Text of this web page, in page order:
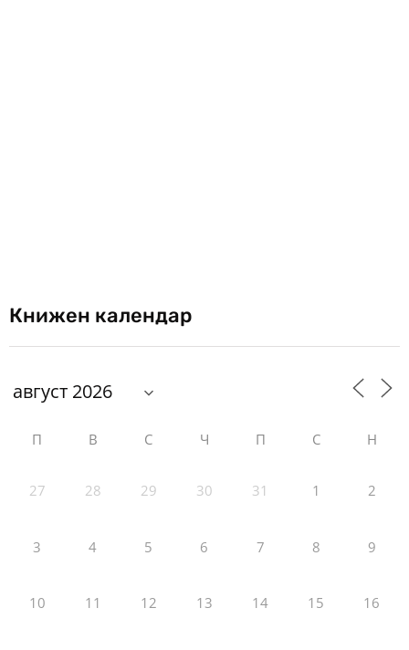
Книжен календар
П В С Ч П С Н
27 28 29 30 31 1 2
3 4 5 6 7 8 9
10 11 12 13 14 15 16